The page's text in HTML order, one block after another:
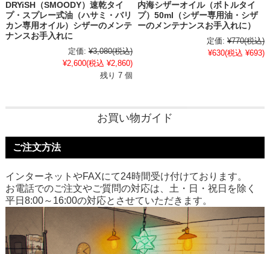
DRYiSH（SMOODY）速乾タイ
プ・スプレー式油（ハサミ・バリ
カン専用オイル）シザーのメンテ
ナンスお手入れに
定価: ¥3,080(税込)
¥2,600(税込 ¥2,860)
残り 7 個
内海シザーオイル（ボトルタイ
プ）50ml（シザー専用油・シザ
ーのメンテナンスお手入れに）
定価: ¥770(税込)
¥630(税込 ¥693)
お買い物ガイド
ご注文方法
インターネットやFAXにて24時間受け付けております。
お電話でのご注文やご質問の対応は、土・日・祝日を除く
平日8:00～16:00の対応とさせていただきます。